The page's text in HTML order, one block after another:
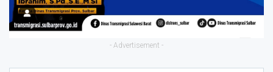
- Advertisement -